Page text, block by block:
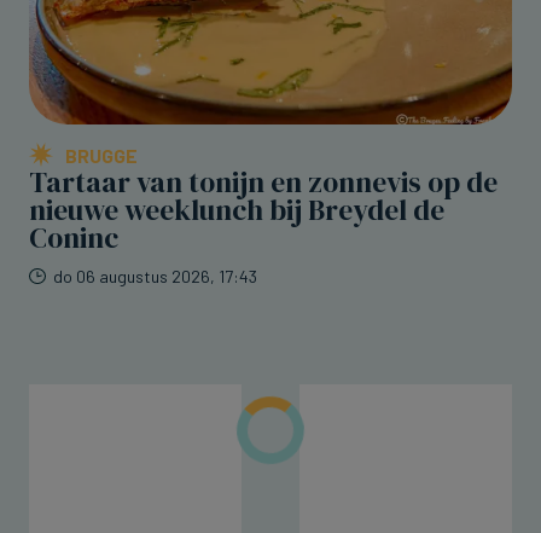
BRUGGE
Tartaar van tonijn en zonnevis op de
nieuwe weeklunch bij Breydel de
Coninc
do 06 augustus 2026, 17:43